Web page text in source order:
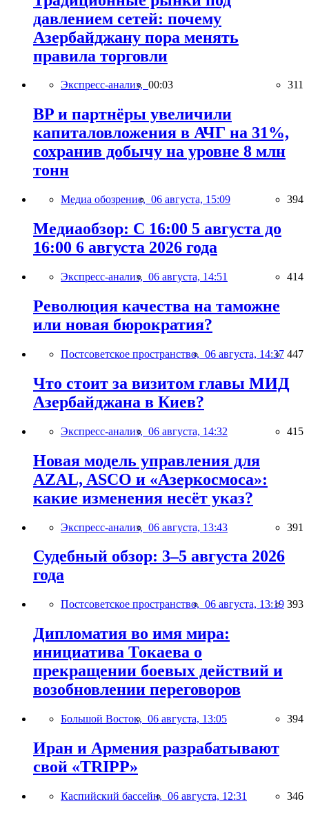
давлением сетей: почему
Азербайджану пора менять
правила торговли
Экспресс-анализ, 00:03 311
BP и партнёры увеличили
капиталовложения в АЧГ на 31%,
сохранив добычу на уровне 8 млн
тонн
Медиа обозрение, 06 августа, 15:09 394
Медиаобзор: С 16:00 5 августа до
16:00 6 августа 2026 года
Экспресс-анализ, 06 августа, 14:51 414
Революция качества на таможне
или новая бюрократия?
Постсоветское пространство, 06 августа, 14:37 447
Что стоит за визитом главы МИД
Азербайджана в Киев?
Экспресс-анализ, 06 августа, 14:32 415
Новая модель управления для
AZAL, ASCO и «Азеркосмоса»:
какие изменения несёт указ?
Экспресс-анализ, 06 августа, 13:43 391
Судебный обзор: 3–5 августа 2026
года
Постсоветское пространство, 06 августа, 13:19 393
Дипломатия во имя мира:
инициатива Токаева о
прекращении боевых действий и
возобновлении переговоров
Большой Восток, 06 августа, 13:05 394
Иран и Армения разрабатывают
свой «TRIPP»
Каспийский бассейн, 06 августа, 12:31 346